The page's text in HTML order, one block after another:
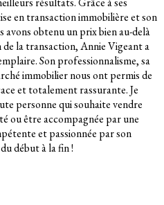
en transaction immobilière et son
obtenu un prix bien au-delà
la transaction, Annie Vigeant a
Son professionnalisme, sa
immobilier nous ont permis de
et totalement rassurante. Je
personne qui souhaite vendre
ou être accompagnée par une
et passionnée par son
début à la fin !